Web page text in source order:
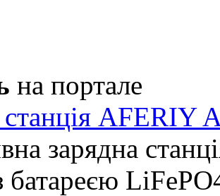
на портале
станція AFERIY
зарядна
батареєю